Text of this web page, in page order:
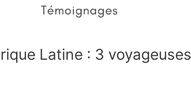
Latine : 3 voyageuses